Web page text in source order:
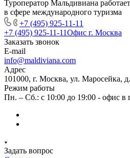
Туроператор Мальдивиана работает
в сфере международного туризма
+7 (495) 925-11-11
+7 (495) 925-11-11Офис г. Москва
Заказать звонок
E-mail
info@maldiviana.com
Адрес
101000, г. Москва, ул. Маросейка,
Режим работы
Пн. – Сб.: с 10:00 до 19:00 - офис в
Задать вопрос